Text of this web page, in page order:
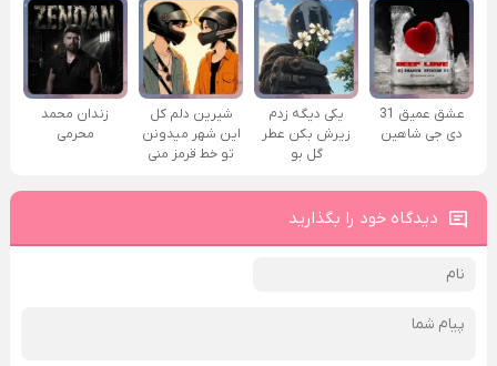
عشق عمیق 31
دی جی شاهین
یکی دیگه زدم
زیرش بکن عطر
گل بو
شیرین دلم کل
این شهر میدونن
تو خط قرمز منی
زندان محمد
محرمی
دیدگاه خود را بگذارید